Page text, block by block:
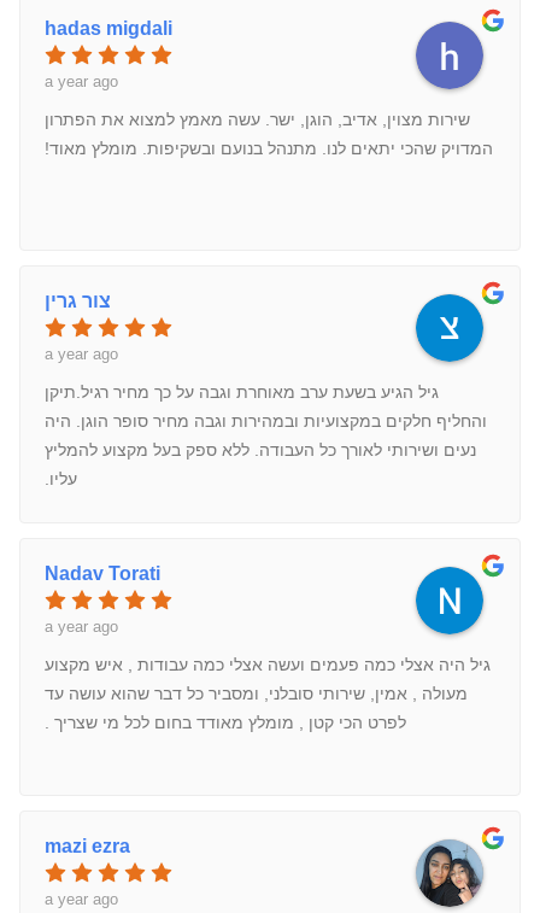
hadas migdali
a year ago
שירות מצוין, אדיב, הוגן, ישר. עשה מאמץ למצוא את הפתרון
המדויק שהכי יתאים לנו. מתנהל בנועם ובשקיפות. מומלץ מאוד!
צור גרין
a year ago
גיל הגיע בשעת ערב מאוחרת וגבה על כך מחיר רגיל.תיקן
והחליף חלקים במקצועיות ובמהירות וגבה מחיר סופר הוגן. היה
נעים ושירותי לאורך כל העבודה. ללא ספק בעל מקצוע להמליץ
עליו.
Nadav Torati
a year ago
גיל היה אצלי כמה פעמים ועשה אצלי כמה עבודות , איש מקצוע
מעולה , אמין, שירותי סובלני, ומסביר כל דבר שהוא עושה עד
לפרט הכי קטן , מומלץ מאודד בחום לכל מי שצריך .
mazi ezra
a year ago